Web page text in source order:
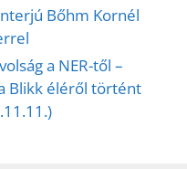
Bőhm Kornél
a NER-től –
Blikk éléről történt